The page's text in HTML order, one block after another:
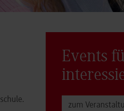
Events
zum